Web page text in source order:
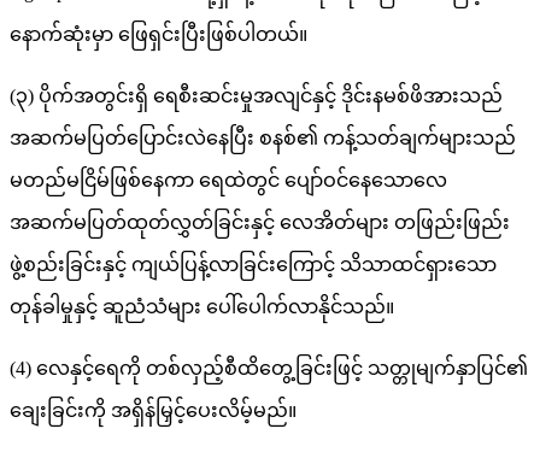
နောက်ဆုံးမှာ ဖြေရှင်းပြီးဖြစ်ပါတယ်။
(၃) ပိုက်အတွင်းရှိ ရေစီးဆင်းမှုအလျင်နှင့် ဒိုင်းနမစ်ဖိအားသည်
အဆက်မပြတ်ပြောင်းလဲနေပြီး စနစ်၏ ကန့်သတ်ချက်များသည်
မတည်မငြိမ်ဖြစ်နေကာ ရေထဲတွင် ပျော်ဝင်နေသောလေ
အဆက်မပြတ်ထုတ်လွှတ်ခြင်းနှင့် လေအိတ်များ တဖြည်းဖြည်း
ဖွဲ့စည်းခြင်းနှင့် ကျယ်ပြန့်လာခြင်းကြောင့် သိသာထင်ရှားသော
တုန်ခါမှုနှင့် ဆူညံသံများ ပေါ်ပေါက်လာနိုင်သည်။
(4) လေနှင့်ရေကို တစ်လှည့်စီထိတွေ့ခြင်းဖြင့် သတ္တုမျက်နှာပြင်၏
ချေးခြင်းကို အရှိန်မြှင့်ပေးလိမ့်မည်။